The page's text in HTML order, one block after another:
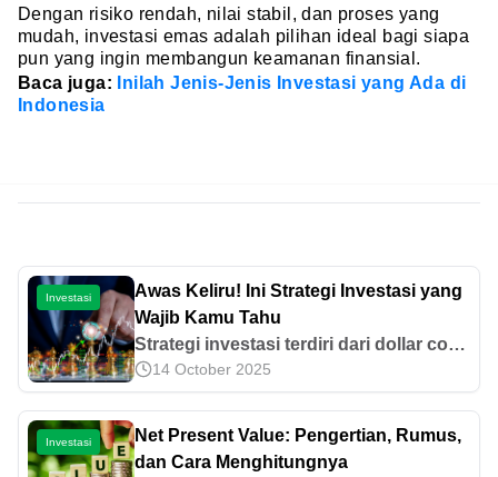
Dengan risiko rendah, nilai stabil, dan proses yang
mudah, investasi emas adalah pilihan ideal bagi siapa
pun yang ingin membangun keamanan finansial.
Baca juga:
Inilah Jenis-Jenis Investasi yang Ada di
Indonesia
Investasi
Awas Keliru! Ini Strategi Investasi yang
Wajib Kamu Tahu
Strategi investasi terdiri dari dollar cost
averaging (DCA), value cost averaging
(VCA), average up, average down, dan
lainnya. Pelajari selengkapnya di sini!
14 October 2025
Investasi
Net Present Value: Pengertian, Rumus,
dan Cara Menghitungnya